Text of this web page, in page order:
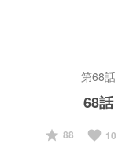
第68話
68話
start
88 favorite 10